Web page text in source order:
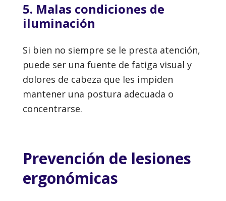
5. Malas condiciones de
iluminación
Si bien no siempre se le presta atención,
puede ser una fuente de fatiga visual y
dolores de cabeza que les impiden
mantener una postura adecuada o
concentrarse.
Prevención de lesiones
ergonómicas